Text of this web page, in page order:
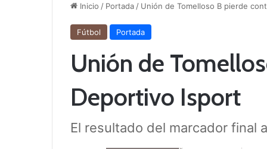
Inicio / Portada / Unión de Tomelloso B pierde
Fútbol Portada
Unión de
Deportivo Isport
El resultado del marcador final